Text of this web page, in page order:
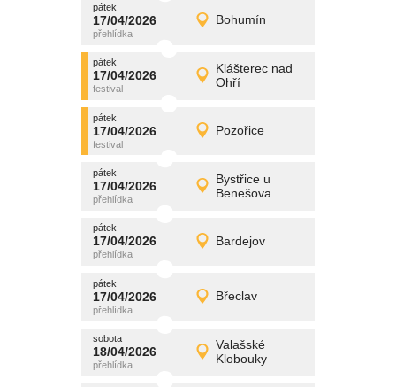
pátek
17/04/2026 Bohumín
pátek
17/04/2026 Detail
promítání
pátek
17/04/2026
Klášterec nad
Ohří
pátek
17/04/2026 Detail
promítání
pátek
17/04/2026 Pozořice
pátek
17/04/2026 Detail
promítání
pátek
17/04/2026
Bystřice u
Benešova
pátek
17/04/2026 Detail
promítání
pátek
17/04/2026 Bardejov
pátek
17/04/2026 Detail
promítání
pátek
17/04/2026 Břeclav
pátek
17/04/2026 Detail
promítání
sobota
18/04/2026
Valašské
Klobouky
sobota
18/04/2026 Detail
promítání